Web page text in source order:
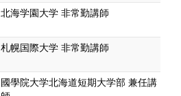
北海学園大学 非常勤講師
札幌国際大学 非常勤講師
國學院大学北海道短期大学部 兼任講